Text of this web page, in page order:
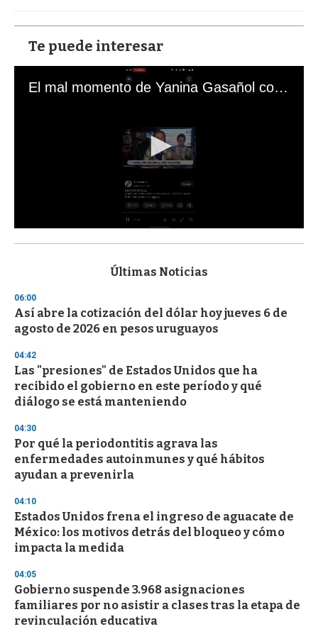
Te puede interesar
El mal momento de Yanina Gasañol con un hincha argentino en "Subrayado"
s
d
s
o
f
3
s
c
o
d
s
Últimas Noticias
06:00
Así abre la cotización del dólar hoy jueves 6 de
agosto de 2026 en pesos uruguayos
04:42
Las "presiones" de Estados Unidos que ha
recibido el gobierno en este período y qué
diálogo se está manteniendo
04:30
Por qué la periodontitis agrava las
enfermedades autoinmunes y qué hábitos
ayudan a prevenirla
04:10
Estados Unidos frena el ingreso de aguacate de
México: los motivos detrás del bloqueo y cómo
impacta la medida
04:05
Gobierno suspende 3.968 asignaciones
familiares por no asistir a clases tras la etapa de
revinculación educativa